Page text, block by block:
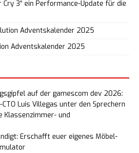
3“ ein Performance-Update für die
Adventskalender 2025
Adventskalender 2025
auf der gamescom dev 2026:
Luis Villegas unter den Sprechern
Klassenzimmer- und
Erschafft euer eigenes Möbel-